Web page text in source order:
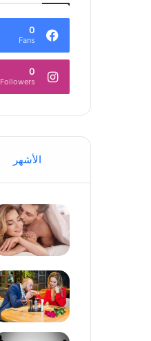
0
Fans
0
Followers
الأشهر